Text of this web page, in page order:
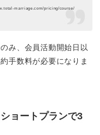
marriage.com/pricing/course/
み、会員活動開始日以
手数料が必要になりま
ョートプランで3